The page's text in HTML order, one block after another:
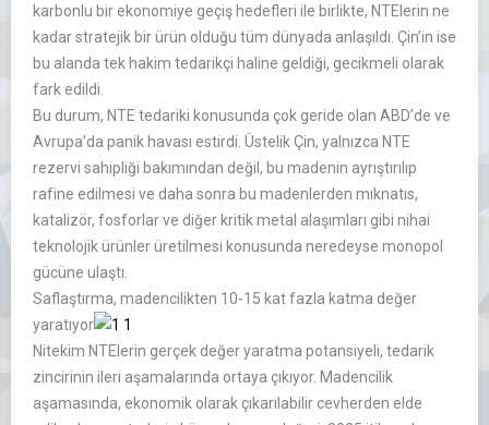
karbonlu bir ekonomiye geçiş hedefleri ile birlikte, NTElerin ne
kadar stratejik bir ürün olduğu tüm dünyada anlaşıldı. Çin’in ise
bu alanda tek hakim tedarikçi haline geldiği, gecikmeli olarak
fark edildi.
Bu durum, NTE tedariki konusunda çok geride olan ABD’de ve
Avrupa’da panik havası estirdi. Üstelik Çin, yalnızca NTE
rezervi sahipliği bakımından değil, bu madenin ayrıştırılıp
rafine edilmesi ve daha sonra bu madenlerden mıknatıs,
katalizör, fosforlar ve diğer kritik metal alaşımları gibi nihai
teknolojik ürünler üretilmesi konusunda neredeyse monopol
gücüne ulaştı.
Saflaştırma, madencilikten 10-15 kat fazla katma değer
yaratıyor
Nitekim NTElerin gerçek değer yaratma potansiyeli, tedarik
zincirinin ileri aşamalarında ortaya çıkıyor. Madencilik
aşamasında, ekonomik olarak çıkarılabilir cevherden elde